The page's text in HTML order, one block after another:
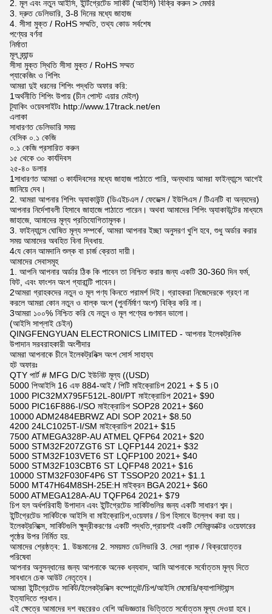
2. মূল এবং নতুন আইসি, ইন্টিগ্রেটেড সার্কিট (আইসি) বিক্রি করুন > মেমরি
3. দ্রুত ডেলিভারি, 3-8 দিনের মধ্যে জাহাজ
4. সীসা মুক্ত / RoHS সম্মতি, তথ্য কোড সর্বশেষ
পণ্যের বর্ণনা
নির্মাতা
মূল ব্র্যান্ড
সীসা মুক্ত স্থিতি সীসা মুক্ত / RoHS সম্মত
প্যাকেজিং ও শিপিং
আমরা দুই ধরনের শিপিং পদ্ধতি অফার করি:
1অর্থনীতি শিপিং উপায় (চীন পোস্ট এয়ার মেইল)
ট্র্যাকিং ওয়েবসাইটঃ http://www.17track.net/en
এলাকা
সাধারণত ডেলিভারি সময়
বেসিক ০.১ কেজি
০.১ কেজি প্রসারিত করুন
১৫ থেকে ৩০ কার্যদিবস
২৫-৪০ ডলার
1সাধারণত আমরা ৩ কার্যদিবসের মধ্যে জাহাজ পাঠাতে পারি, অন্যথায় আমরা ফাইন্যান্সে আগেই
জানিয়ে দেব।
2. আমরা আপনার শিপিং অ্যাকাউন্ট (ডিএইচএল / ফেডেক্স / ইউপিএস / টিএনটি বা অন্যদের)
আপনার নির্দেশাবলী হিসাবে জাহাজে পাঠাতে পারেন। অথবা আমাদের শিপিং অ্যাকাউন্টের মাধ্যমে
জাহাজে, আমাদের মূল্য প্রতিযোগিতামূলক।
3. ফাইন্যান্সে ঘোষিত মূল্য সম্পর্কে, আমরা আপনার ইচ্ছা অনুসরণ খুশি হবে, শুধু অর্ডার করার
সময় আমাদের অবহিত বিনা দ্বিধায়.
4যে কোন আমদানি শুল্ক বা চার্জ ক্রেতা দায়ী।
আমাদের সেবাসমূহ
1. আপনি আপনার অর্ডার ঠিক কি পাবেন তা নিশ্চিত করার জন্য একটি 30-360 দিন ফর্ম,
ফিট, এবং ফাংশন অংশ গ্যারান্টি পাবেন।
2আমরা গ্রাহকদের নতুন ও মূল পণ্য কিনতে পরামর্শ দিই। গ্রাহকরা নিজেদেরকে গ্রহণ না
করলে আমরা কোন নতুন ও বাল্ক অংশ (পুনর্নির্মাণ অংশ) বিক্রি করি না।
3আমরা ১০০% নিশ্চিত করি যে নতুন ও মূল পণ্যের গুণমান ভালো।
(আইসি সাপ্লাই চেইন)
QINGFENGYUAN ELECTRONICS LIMITED - আপনার ইলেকট্রনিক
উপাদান সরবরাহকারী অংশীদার
আমরা আপনাকে চীনে ইলেকট্রনিক্স অংশ সোর্স সাহায্য
হট অফারঃ
QTY পার্ট # MFG D/C ইউনিট মূল্য ((USD)
5000 পিআইসি 16 এফ 884-আই / পিটি মাইক্রোচিপ 2021 + $ 5।0
1000 PIC32MX795F512L-80I/PT মাইক্রোচিপ 2021+ $90
5000 PIC16F886-I/SO মাইক্রোচিপ SOP28 2021+ $60
10000 ADM2484EBRWZ ADI SOP 2021+ $8.50
4200 24LC1025T-I/SM মাইক্রোচিপ 2021+ $15
7500 ATMEGA328P-AU ATMEL QFP64 2021+ $20
5000 STM32F207ZGT6 ST LQFP144 2021+ $32
5000 STM32F103VET6 ST LQFP100 2021+ $40
5000 STM32F103CBT6 ST LQFP48 2021+ $16
10000 STM32F030F4P6 ST TSSOP20 2021+ $1.1
5000 MT47H64M8SH-25E:H মাইক্রন BGA 2021+ $60
5000 ATMEGA128A-AU TQFP64 2021+ $79
চিপ হল অর্ধপরিবাহী উপাদান এবং ইন্টিগ্রেটেড সার্কিটগুলির জন্য একটি সাধারণ শব্দ।
ইন্টিগ্রেটেড সার্কিটকে আইসি বা মাইক্রোচিপ,ওয়েফার / চিপ হিসাবে উল্লেখ করা হয়।
ইলেকট্রনিক্সে, সার্কিটগুলি ক্ষুদ্রীকরণের একটি পদ্ধতি,প্রায়শই একটি সেমিকন্ডাক্টর ওয়েফারের
পৃষ্ঠের উপর নির্মিত হয়.
আমাদের শ্রেষ্ঠত্ব: 1. উচ্চমানের 2. সময়মত ডেলিভারি 3. সেরা প্রাক / বিক্রয়োত্তর
পরিষেবা
আপনার অনুসন্ধানের জন্য আপনাকে অনেক ধন্যবাদ, আমি আপনাকে সর্বোত্তম মূল্য দিতে
সাবধানে চেক আউট নেতৃত্বে।
আমরা ইন্টিগ্রেটেড সার্কিট/ইলেকট্রনিক্স কম্পোনেন্ট/চিপ/আইসি মেমোরি/ক্যাপাসিট্যান্স
ইত্যাদিতে প্রধান।
এই ক্ষেত্রে আমাদের দশ বছরেরও বেশি অভিজ্ঞতার ভিত্তিতে সর্বোত্তম মূল্য দেওয়া হবে।